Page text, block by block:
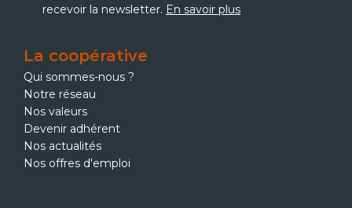
recevoir la newsletter. En savoir plus
La coopérative
Qui sommes-nous ?
Notre réseau
Nos valeurs
Devenir adhérent
Nos actualités
Nos offres d'emploi